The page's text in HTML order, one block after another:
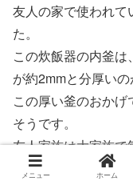
友人の家で使われて
た。
この炊飯器の内釜は、
が約2mmと分厚いの
この厚い釜のおか
そうです。
友人家族は大家族
以上使っても内釜
メニュー ホーム